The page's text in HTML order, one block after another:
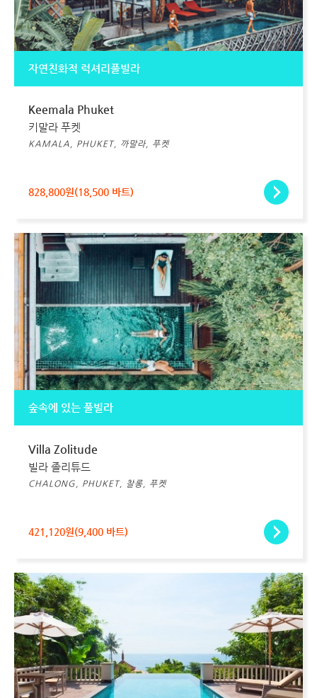
자연친화적 럭셔리풀빌라
Keemala Phuket
키말라 푸켓
KAMALA, PHUKET, 까말라, 푸켓
828,800원(18,500 바트)
숲속에 있는 풀빌라
Villa Zolitude
빌라 졸리튜드
CHALONG, PHUKET, 찰롱, 푸켓
421,120원(9,400 바트)